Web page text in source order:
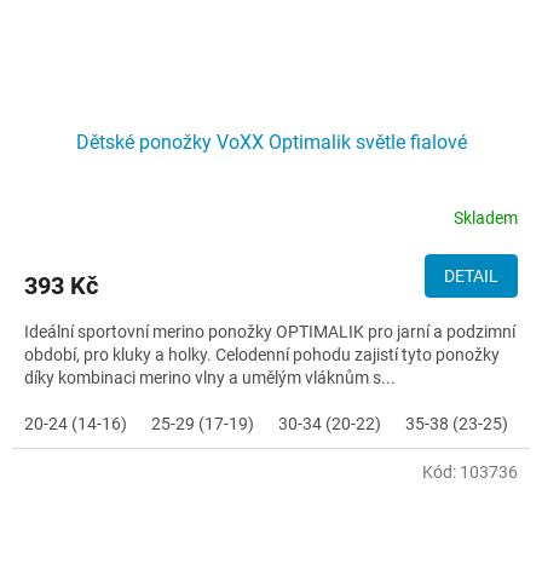
Dětské ponožky VoXX Optimalik světle fialové
Skladem
393 Kč DETAIL
Ideální sportovní merino ponožky OPTIMALIK pro jarní a podzimní
období, pro kluky a holky. Celodenní pohodu zajistí tyto ponožky
díky kombinaci merino vlny a umělým vláknům s...
20-24 (14-16) 25-29 (17-19) 30-34 (20-22) 35-38 (23-25)
Kód: 103736